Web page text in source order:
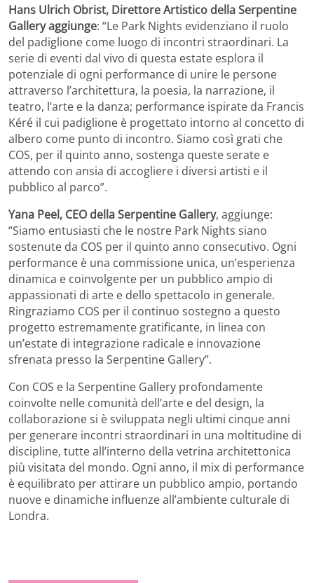
Hans Ulrich Obrist, Direttore Artistico della Serpentine
Gallery aggiunge: “Le Park Nights evidenziano il ruolo
del padiglione come luogo di incontri straordinari. La
serie di eventi dal vivo di questa estate esplora il
potenziale di ogni performance di unire le persone
attraverso l’architettura, la poesia, la narrazione, il
teatro, l’arte e la danza; performance ispirate da Francis
Kéré il cui padiglione è progettato intorno al concetto di
albero come punto di incontro. Siamo così grati che
COS, per il quinto anno, sostenga queste serate e
attendo con ansia di accogliere i diversi artisti e il
pubblico al parco”.
Yana Peel, CEO della Serpentine Gallery, aggiunge:
“Siamo entusiasti che le nostre Park Nights siano
sostenute da COS per il quinto anno consecutivo. Ogni
performance è una commissione unica, un’esperienza
dinamica e coinvolgente per un pubblico ampio di
appassionati di arte e dello spettacolo in generale.
Ringraziamo COS per il continuo sostegno a questo
progetto estremamente gratificante, in linea con
un’estate di integrazione radicale e innovazione
sfrenata presso la Serpentine Gallery”.
Con COS e la Serpentine Gallery profondamente
coinvolte nelle comunità dell’arte e del design, la
collaborazione si è sviluppata negli ultimi cinque anni
per generare incontri straordinari in una moltitudine di
discipline, tutte all’interno della vetrina architettonica
più visitata del mondo. Ogni anno, il mix di performance
è equilibrato per attirare un pubblico ampio, portando
nuove e dinamiche influenze all’ambiente culturale di
Londra.